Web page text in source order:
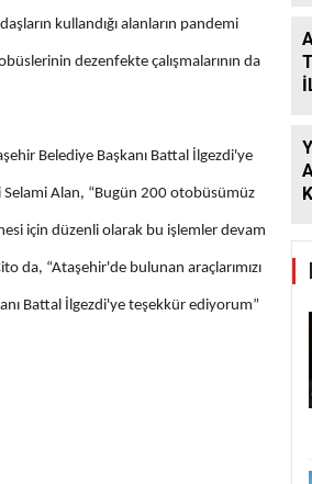
kullandığı alanların pandemi
dezenfekte çalışmalarının da
Belediye Başkanı Battal İlgezdi'ye
Selami Alan, “Bugün 200 otobüsümüz
için düzenli olarak bu işlemler devam
da, “Ataşehir'de bulunan araçlarımızı
Battal İlgezdi'ye teşekkür ediyorum”